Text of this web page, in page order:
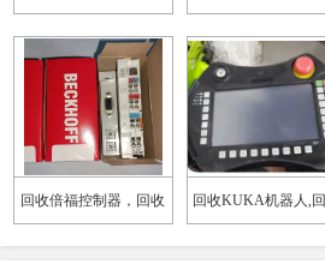
电，欧姆龙开关真诚报
价
话 上门回收 响应速
回收倍福控制器，回收
倍福模块，回收人脸识
回收KUKA机器人,
库卡示教器，回收